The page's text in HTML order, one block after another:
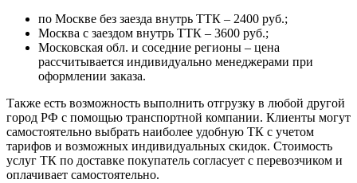
по Москве без заезда внутрь ТТК – 2400 руб.;
Москва с заездом внутрь ТТК – 3600 руб.;
Московская обл. и соседние регионы – цена
рассчитывается индивидуально менеджерами при
оформлении заказа.
Также есть возможность выполнить отгрузку в любой другой
город РФ с помощью транспортной компании. Клиенты могут
самостоятельно выбрать наиболее удобную ТК с учетом
тарифов и возможных индивидуальных скидок. Стоимость
услуг ТК по доставке покупатель согласует с перевозчиком и
оплачивает самостоятельно.